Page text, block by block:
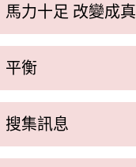
馬力十足 改變成真
平衡
搜集訊息